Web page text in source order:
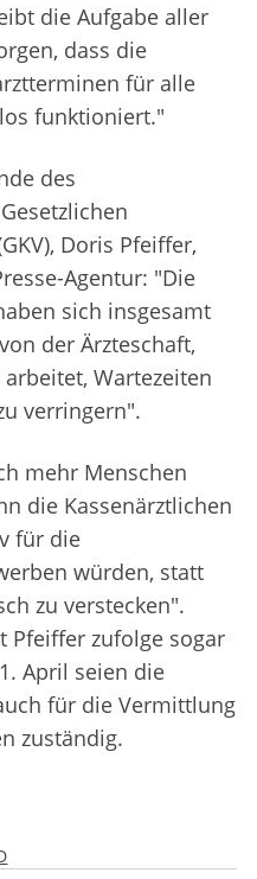
die Aufgabe aller
dass die
für alle
funktioniert."
des
Doris Pfeiffer,
Agentur: "Die
sich insgesamt
der Ärzteschaft,
Wartezeiten
verringern".
mehr Menschen
die Kassenärztlichen
für die
würden, statt
zu verstecken".
Pfeiffer zufolge sogar
April seien die
für die Vermittlung
zuständig.